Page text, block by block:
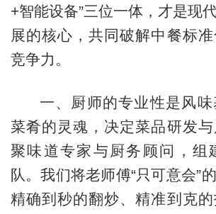
+智能设备”三位一体，才是现
展的核心，共同破解中餐标
竞争力。
一、厨师的专业性是风
菜肴的灵魂，决定菜品研发
聚味道专家与厨务顾问，组
队。我们将老师傅“只可意会”
精确到秒的翻炒、精准到克